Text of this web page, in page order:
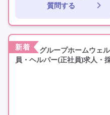
年間休日120日以上
年間
資格取得支援
質問する
新着
グループホームウェ
員・ヘルパー(正社員)求人・